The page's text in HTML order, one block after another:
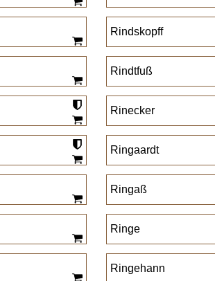
Rindskopff
Rindtfuß
Rinecker
Ringaardt
Ringaß
Ringe
Ringehann